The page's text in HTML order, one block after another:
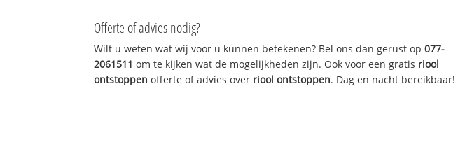
Offerte of advies nodig?
Wilt u weten wat wij voor u kunnen betekenen? Bel ons dan gerust op077-
2061511 om te kijken wat de mogelijkheden zijn. Ook voor een gratis riool
ontstoppen offerte of advies over riool ontstoppen. Dag en nacht bereikbaar!